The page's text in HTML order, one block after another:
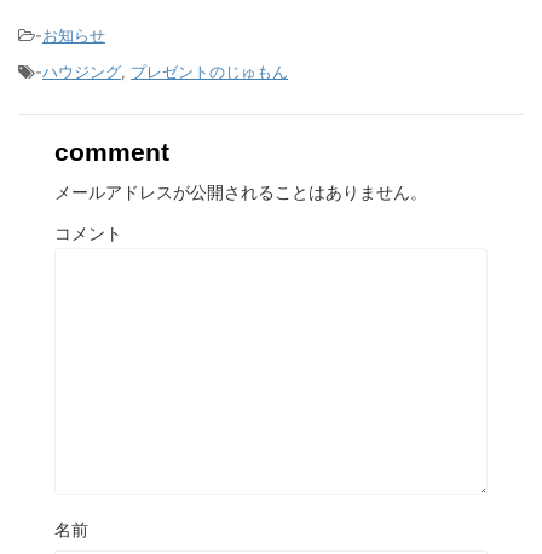
-お知らせ
-ハウジング, プレゼントのじゅもん
comment
メールアドレスが公開されることはありません。
コメント
名前